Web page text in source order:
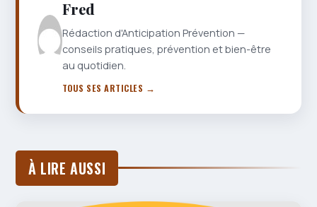
Fred
Rédaction d'Anticipation Prévention —
conseils pratiques, prévention et bien-être
au quotidien.
TOUS SES ARTICLES →
À LIRE AUSSI